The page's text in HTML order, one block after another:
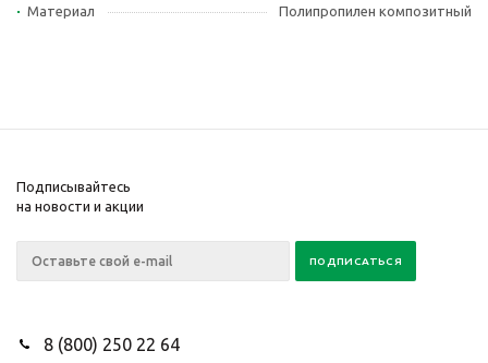
Материал
Полипропилен композитный
Подписывайтесь
на новости и акции
8 (800) 250 22 64